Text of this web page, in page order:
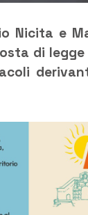
Nicita e
di